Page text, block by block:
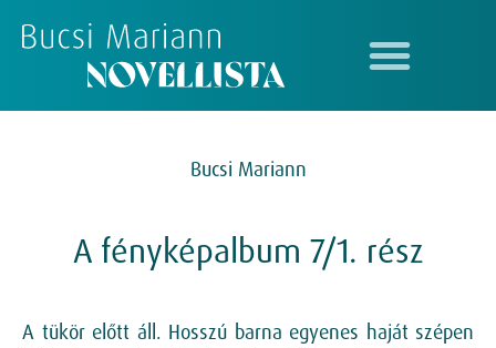
Bucsi Mariann
A fényképalbum 7/1. rész
A tükör előtt áll. Hosszú barna egyenes haját szépen